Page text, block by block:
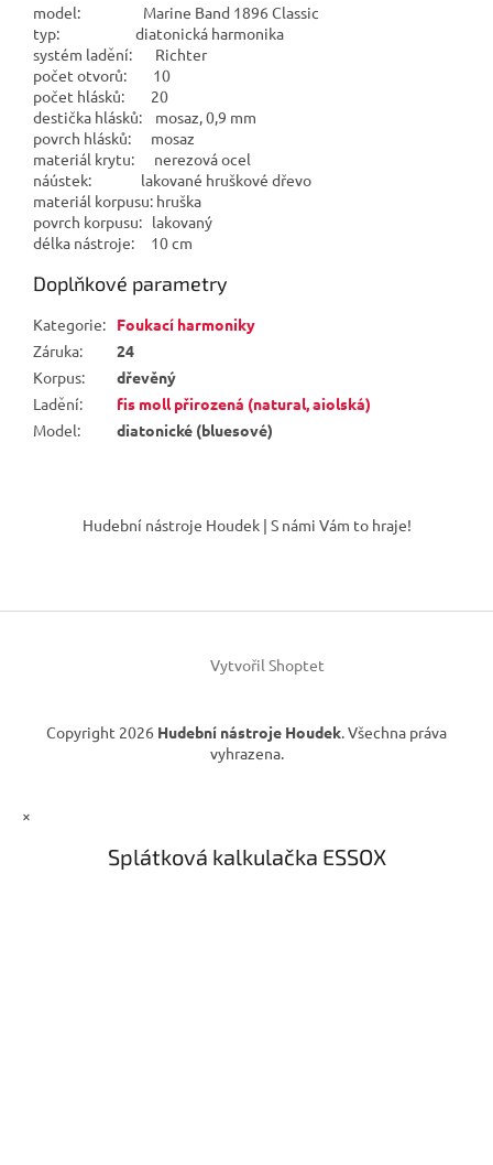
model: Marine Band 1896 Classic
typ: diatonická harmonika
systém ladění: Richter
počet otvorů: 10
počet hlásků: 20
destička hlásků: mosaz, 0,9 mm
povrch hlásků: mosaz
materiál krytu: nerezová ocel
náústek: lakované hruškové dřevo
materiál korpusu: hruška
povrch korpusu: lakovaný
délka nástroje: 10 cm
Doplňkové parametry
Kategorie:
Foukací harmoniky
Záruka:
24
Korpus:
dřevěný
Ladění:
fis moll přirozená (natural, aiolská)
Model: diatonické (bluesové)
í
Hudební nástroje Houdek | S námi Vám to hraje!
Vytvořil Shoptet
Copyright 2026 Hudební nástroje Houdek. Všechna práva
vyhrazena.
×
Splátková kalkulačka ESSOX